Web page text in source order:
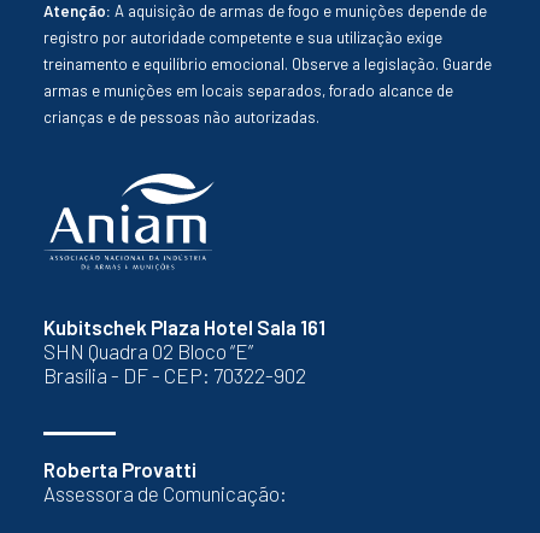
Kubitschek Plaza Hotel Sala 161
SHN Quadra 02 Bloco “E”
Brasília - DF - CEP: 70322-902
Roberta Provatti
Assessora de Comunicação:
Atenção: A aquisição de armas de fogo e munições depende de
registro por autoridade competente e sua utilização exige
treinamento e equilíbrio emocional. Observe a legislação. Guarde
armas e munições em locais separados, forado alcance de
crianças e de pessoas não autorizadas.